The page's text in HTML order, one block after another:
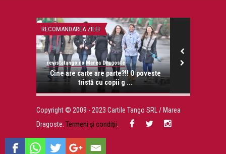
RECOMANDAREA ZILEI
revistatango.ro Marea Dragoste
Cine are carte are parte?!! O poveste
tristă cu copii g ...
Copyright © 2009 - 2023 Cartile Tango SRL / Marea
Dragoste. Termeni și condiții